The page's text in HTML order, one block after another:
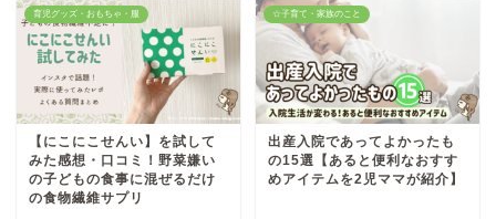
育児グッズ・おもちゃ・服
【にこにこせんい】を試して
みた感想・口コミ！野菜嫌い
の子どもの食事に混ぜるだけ
の食物繊維サプリ
☆子育て・家族のこと
出産入院であってよかったも
の15選【あると便利なおすす
めアイテムを2児ママが紹介】